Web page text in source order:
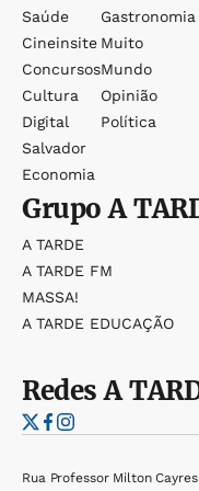
Saúde
Cineinsite
Concursos
Cultura
Digital
Salvador
Economia
Gastronomia
Muito
Mundo
Opinião
Política
GrupoA
A TARDE
A TARDE FM
MASSA!
A TARDE EDUCAÇÃO
RedesA
Rua Professor Milton